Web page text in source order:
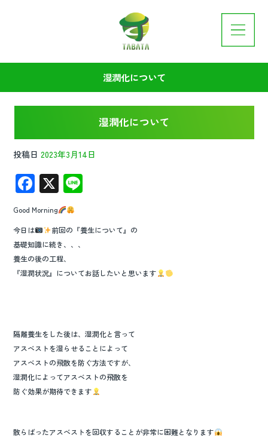
湿潤化について
湿潤化について
投稿日 2023年3月14日
F
ac
e
b
o
o
X
e
Good Morning
今日は
前回の『養生について』の
基礎知識に続き、、、
養生の後の工程、
『湿潤状況』についてお話したいと思います
隔離養生をした後は、湿潤化と言って
アスベストを湿らせることによって
アスベストの飛散を防ぐ方法ですが、
湿潤化によってアスベストの飛散を
防ぐ効果が期待できます
散らばったアスベストを回収することが非常に困難となります